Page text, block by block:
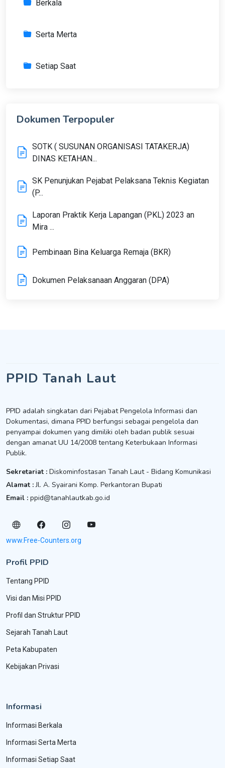
Berkala
Serta Merta
Setiap Saat
Dokumen Terpopuler
SOTK ( SUSUNAN ORGANISASI TATAKERJA)
DINAS KETAHAN...
SK Penunjukan Pejabat Pelaksana Teknis Kegiatan
(P...
Laporan Praktik Kerja Lapangan (PKL) 2023 an
Mira ...
Pembinaan Bina Keluarga Remaja (BKR)
Dokumen Pelaksanaan Anggaran (DPA)
PPID Tanah Laut
PPID adalah singkatan dari Pejabat Pengelola Informasi dan
Dokumentasi, dimana PPID berfungsi sebagai pengelola dan
penyampai dokumen yang dimiliki oleh badan publik sesuai
dengan amanat UU 14/2008 tentang Keterbukaan Informasi
Publik.
Sekretariat : Diskominfostasan Tanah Laut - Bidang Komunikasi
Alamat : Jl. A. Syairani Komp. Perkantoran Bupati
Email : ppid@tanahlautkab.go.id
www.Free-Counters.org
Profil PPID
Tentang PPID
Visi dan Misi PPID
Profil dan Struktur PPID
Sejarah Tanah Laut
Peta Kabupaten
Kebijakan Privasi
Informasi
Informasi Berkala
Informasi Serta Merta
Informasi Setiap Saat